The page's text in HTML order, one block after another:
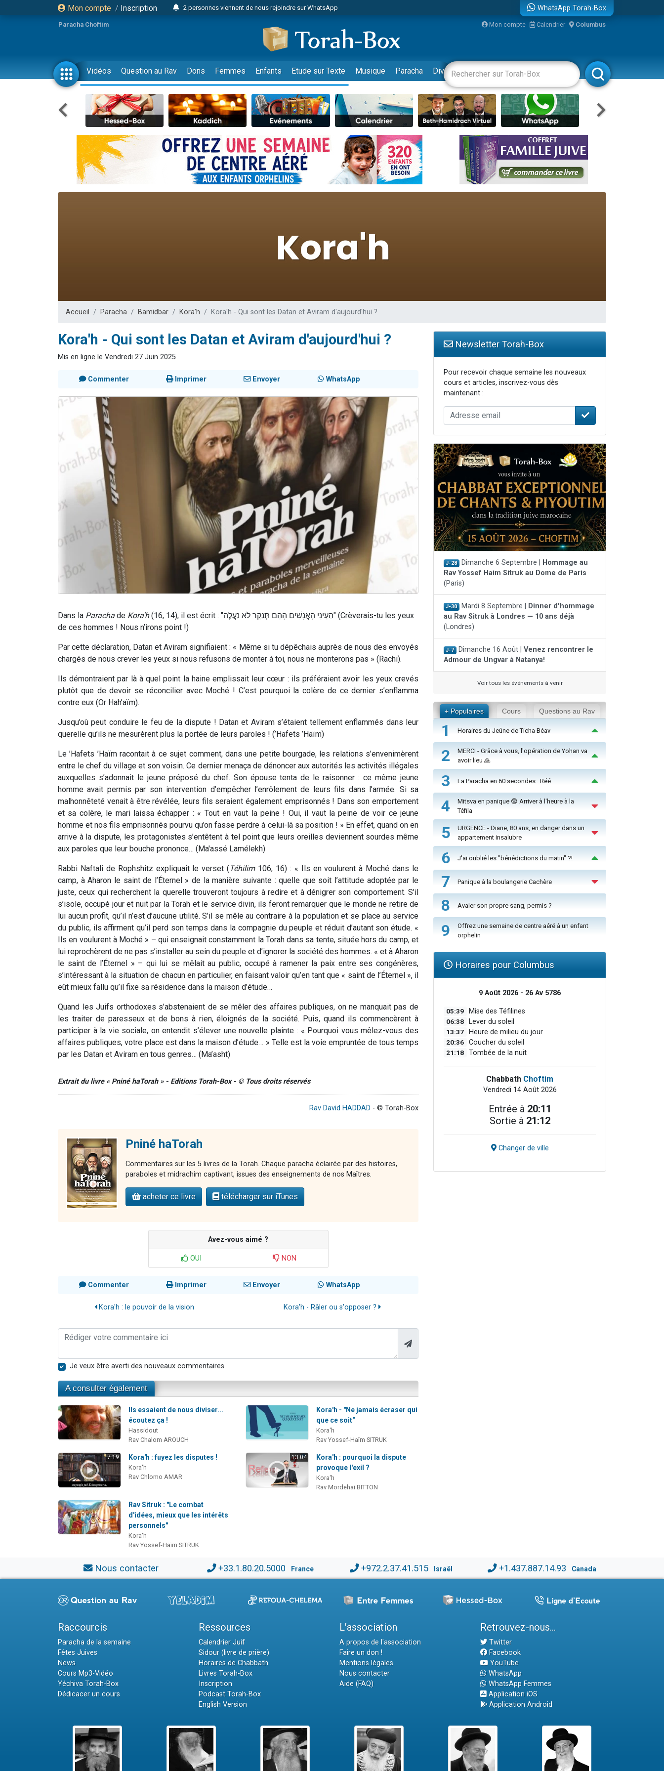
Mon compte / Inscription
2 personnes viennent de nous rejoindre sur WhatsApp
3 personnes viennent de faire un don pour Événements Torah-Box
2 personnes viennent de faire un don pour Tsédaka : pauvres d'Israel
3 personnes viennent de nous rejoindre sur WhatsApp
11 personnes viennent de demander une bénédiction
3 personnes viennent de faire un don pour Diane, 80 ans, dans un appartement insalubre
Il reste 49 places pour étudier en groupe sur Zoom
2 personnes viennent de nous rejoindre sur WhatsApp
29 personnes viennent de demander une bénédiction
Il reste 49 places pour étudier en groupe sur Zoom
2 personnes viennent de nous rejoindre sur WhatsApp
6 personnes viennent de nous rejoindre sur WhatsApp
4 personnes viennent de nous rejoindre sur WhatsApp
Il reste 49 places pour étudier en groupe sur Zoom
WhatsApp Torah-Box
Paracha Choftim Mon compte Calendrier Columbus
Vidéos Question au Rav Dons Femmes Enfants Etude sur Texte Musique Paracha Divertissements Livres Rabbanim
Accueil Paracha Bamidbar Kora'h Kora'h - Qui sont les Datan et Aviram d'aujourd'hui ?
Kora'h - Qui sont les Datan et Aviram d'aujourd'hui ?
Mis en ligne le Vendredi 27 Juin 2025
Commenter Imprimer Envoyer WhatsApp
Dans la Paracha de Kora'h(16, 14), il est écrit : "הַעֵינֵי הָאֲנָשִׁים הָהֵם תְּנַקֵּר לֹא נַעֲלֶה" (Crèverais-tu les yeux
de ces hommes ! Nous n’irons point !)
Par cette déclaration, Datan et Aviram signifiaient : « Même si tu dépêchais auprès de nous des envoyés
chargés de nous crever les yeux si nous refusons de monter à toi, nous ne monterons pas » (Rachi).
Ils démontraient par là à quel point la haine emplissait leur cœur : ils préféraient avoir les yeux crevés
plutôt que de devoir se réconcilier avec Moché ! C’est pourquoi la colère de ce dernier s’enflamma
contre eux (Or Hah’aïm).
Jusqu’où peut conduire le feu de la dispute ! Datan et Aviram s’étaient tellement enflammés dans leur
querelle qu’ils ne mesurèrent plus la portée de leurs paroles ! (’Hafets ’Haïm)
Le ’Hafets ’Haïm racontait à ce sujet comment, dans une petite bourgade, les relations s’envenimèrent
entre le chef du village et son voisin. Ce dernier menaça de dénoncer aux autorités les activités illégales
auxquelles s’adonnait le jeune préposé du chef. Son épouse tenta de le raisonner : ce même jeune
homme avait permis par son intervention d’empêcher l’enrôlement de leurs fils dans l’armée. Si sa
malhonnêteté venait à être révélée, leurs fils seraient également emprisonnés ! Dans son emportement
et sa colère, le mari laissa échapper : « Tout en vaut la peine ! Oui, il vaut la peine de voir ce jeune
homme et nos fils emprisonnés pourvu qu’on fasse perdre à celui-là sa position ! » En effet, quand on en
arrive à la dispute, les protagonistes s’entêtent à tel point que leurs oreilles deviennent sourdes même
aux paroles que leur bouche prononce… (Ma'assé Lamélekh)
Rabbi Naftali de Rophshitz expliquait le verset ( Téhilim106, 16) : « Ils en voulurent à Moché dans le
camp, à Aharon le saint de l’Éternel » de la manière suivante : quelle que soit l’attitude adoptée par le
juste, ceux qui recherchent la querelle trouveront toujours à redire et à dénigrer son comportement. S’il
s’isole, occupé jour et nuit par la Torah et le service divin, ils feront remarquer que le monde ne retire de
lui aucun profit, qu’il n’est d’aucune utilité. S’il se mêle au contraire à la population et se place au service
du public, ils affirment qu’il perd son temps dans la compagnie du peuple et réduit d’autant son étude. «
Ils en voulurent à Moché » – qui enseignait constamment la Torah dans sa tente, située hors du camp, et
lui reprochèrent de ne pas s’installer au sein du peuple et d’ignorer la société des hommes. « et à Aharon
le saint de l’Éternel » – qui lui se mêlait au public, occupé à ramener la paix entre ses congénères,
s’intéressant à la situation de chacun en particulier, en faisant valoir qu’en tant que « saint de l’Éternel », il
eût mieux fallu qu’il fixe sa résidence dans la maison d’étude…
Quand les Juifs orthodoxes s’abstenaient de se mêler des affaires publiques, on ne manquait pas de
les traiter de paresseux et de bons à rien, éloignés de la société. Puis, quand ils commencèrent à
participer à la vie sociale, on entendit s’élever une nouvelle plainte : « Pourquoi vous mêlez-vous des
affaires publiques, votre place est dans la maison d’étude… » Telle est la voie empruntée de tous temps
par les Datan et Aviram en tous genres… (Ma’asht)
Extrait du livre « Pniné haTorah » - Editions Torah-Box - © Tous droits réservés
Rav David HADDAD - © Torah-Box
Pniné haTorah
Commentaires sur les 5 livres de la Torah. Chaque paracha éclairée par des histoires,
paraboles et midrachim captivant, issues des enseignements de nos Maîtres.
acheter ce livre télécharger sur iTunes
Avez-vous aimé ?
OUI NON
Commenter Imprimer Envoyer WhatsApp
Kora'h : le pouvoir de la vision Kora'h - Râler ou s'opposer ?
Je veux être averti des nouveaux commentaires
A consulter également
Ils essaient de nous diviser...
écoutez ça !
Hassidout
Rav Chalom AROUCH
Kora'h - "Ne jamais écraser qui
que ce soit"
Kora'h
Rav Yossef-Haïm SITRUK
7:19 Kora'h : fuyez les disputes !
Kora'h
Rav Chlomo AMAR
13:04
Kora'h : pourquoi la dispute
provoque l'exil ?
Kora'h
Rav Mordehai BITTON
Rav Sitruk : "Le combat
d'idées, mieux que les intérêts
personnels"
Kora'h
Rav Yossef-Haïm SITRUK
Newsletter Torah-Box
Pour recevoir chaque semaine les nouveaux
cours et articles, inscrivez-vous dès
maintenant :
J-28 Dimanche 6 Septembre |
Hommage au
Rav Yossef Haim Sitruk au Dome de Paris
(Paris)
J-30 Mardi 8 Septembre |
Dinner d'hommage
au Rav Sitruk à Londres — 10 ans déjà
(Londres)
J-7 Dimanche 16 Août | Venez rencontrer le
Admour de Ungvar à Natanya!
Voir tous les événements à venir
+ Populaires Cours Questions au Rav
1 Horaires du Jeûne de Ticha Béav
2
MERCI - Grâce à vous, l'opération de Yohan va
avoir lieu 🙏
3 La Paracha en 60 secondes : Réé
4
Mitsva en panique 😨 Arriver à l'heure à la
Téfila
5
URGENCE - Diane, 80 ans, en danger dans un
appartement insalubre
6 J'ai oublié les "bénédictions du matin" ?!
7 Panique à la boulangerie Cachère
8 Avaler son propre sang, permis ?
9
Offrez une semaine de centre aéré à un enfant
orphelin
Horaires pour Columbus
9 Août 2026 - 26 Av 5786
05:39 Mise des Téfilines
06:38 Lever du soleil
13:37 Heure de milieu du jour
20:36 Coucher du soleil
21:18 Tombée de la nuit
Chabbath Choftim
Vendredi 14 Août 2026
Entrée à 20:11
Sortie à 21:12
Changer de ville
Nous contacter +33.1.80.20.5000 France +972.2.37.41.515 Israël +1.437.887.14.93 Canada
Raccourcis
Paracha de la semaine
Fêtes Juives
News
Cours Mp3-Vidéo
Yéchiva Torah-Box
Dédicacer un cours
Ressources
Calendrier Juif
Sidour (livre de prière)
Horaires de Chabbath
Livres Torah-Box
Inscription
Podcast Torah-Box
English Version
L'association
A propos de l'association
Faire un don !
Mentions légales
Nous contacter
Aide (FAQ)
Retrouvez-nous...
Twitter
Facebook
YouTube
WhatsApp
WhatsApp Femmes
Application iOS
Application Android